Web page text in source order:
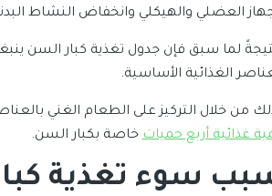
العضلي والهيكلي وانخفاض النشاط
لما سبق فإن جدول تغذية كبار السن
الغذائية الأساسية.
من خلال التركيز على الطعام الغني
غذائية أربع حمياتخاصة بكبار السن.
سوء تغذية